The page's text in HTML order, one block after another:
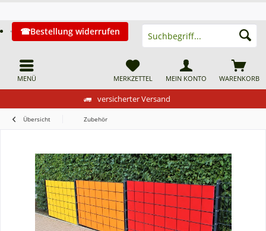
versicherter Versand
MENÜ
Bestellung widerrufen
WARENKORB
MERKZETTEL MEIN KONTO
Übersicht Zubehör